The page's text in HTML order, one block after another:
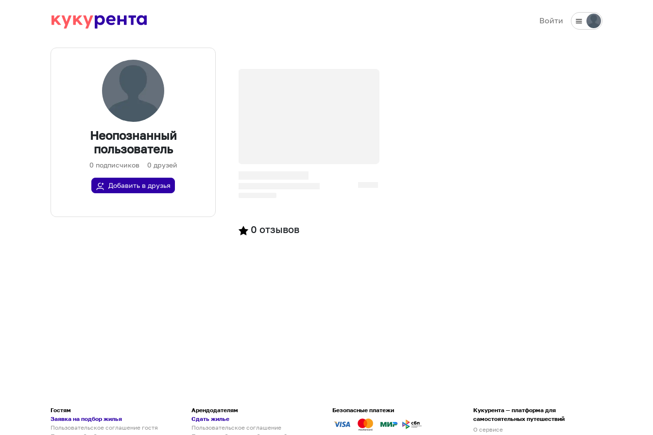
Войти
Неопознанный
пользователь
0 подписчиков 0 друзей
Добавить в друзья
0 отзывов
Гостям
Заявка на подбор жилья
Пользовательское соглашение гостя
Арендодателям
Сдать жилье
Пользовательское соглашение
Безопасные платежи
Кукурента — платформа для
самостоятельных путешествий
О сервисе